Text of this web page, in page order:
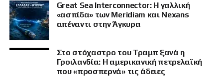
ΠΡΟΒΟΛΗ
Great Sea Interconnector: Η γαλλική
«ασπίδα» των Meridiam και Nexans
απέναντι στην Άγκυρα
Στο στόχαστρο του Τραμπ ξανά η
Γροιλανδία: Η αμερικανική πετρελαϊκή
που «προσπερνά» τις άδειες